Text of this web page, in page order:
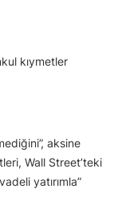
kıymetler
aksine
Wall Street’teki
yatırımla”